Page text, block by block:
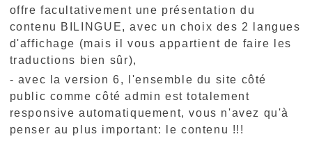
offre facultativement une présentation du
contenu BILINGUE, avec un choix des 2 langues
d'affichage (mais il vous appartient de faire les
traductions bien sûr),
- avec la version 6, l'ensemble du site côté
public comme côté admin est totalement
responsive automatiquement, vous n'avez qu'à
penser au plus important: le contenu !!!